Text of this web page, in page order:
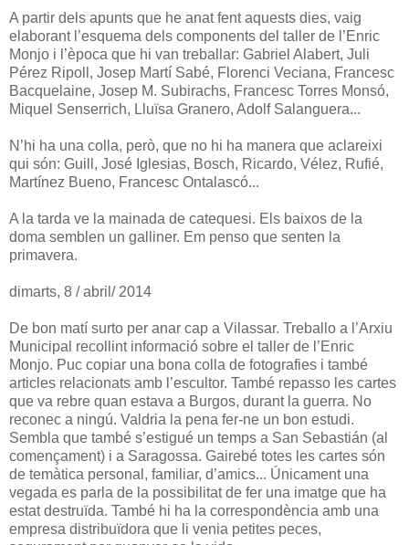
A partir dels apunts que he anat fent aquests dies, vaig
elaborant l’esquema dels components del taller de l’Enric
Monjo i l’època que hi van treballar: Gabriel Alabert, Juli
Pérez Ripoll, Josep Martí Sabé, Florenci Veciana, Francesc
Bacquelaine, Josep M. Subirachs, Francesc Torres Monsó,
Miquel Senserrich, Lluïsa Granero, Adolf Salanguera...
N’hi ha una colla, però, que no hi ha manera que aclareixi
qui són: Guill, José Iglesias, Bosch, Ricardo, Vélez, Rufié,
Martínez Bueno, Francesc Ontalascó...
A la tarda ve la mainada de catequesi. Els baixos de la
doma semblen un galliner. Em penso que senten la
primavera.
dimarts, 8 / abril/ 2014
De bon matí surto per anar cap a Vilassar. Treballo a l’Arxiu
Municipal recollint informació sobre el taller de l’Enric
Monjo. Puc copiar una bona colla de fotografies i també
articles relacionats amb l’escultor. També repasso les cartes
que va rebre quan estava a Burgos, durant la guerra. No
reconec a ningú. Valdria la pena fer-ne un bon estudi.
Sembla que també s’estigué un temps a San Sebastián (al
començament) i a Saragossa. Gairebé totes les cartes són
de temàtica personal, familiar, d’amics... Únicament una
vegada es parla de la possibilitat de fer una imatge que ha
estat destruïda. També hi ha la correspondència amb una
empresa distribuïdora que li venia petites peces,